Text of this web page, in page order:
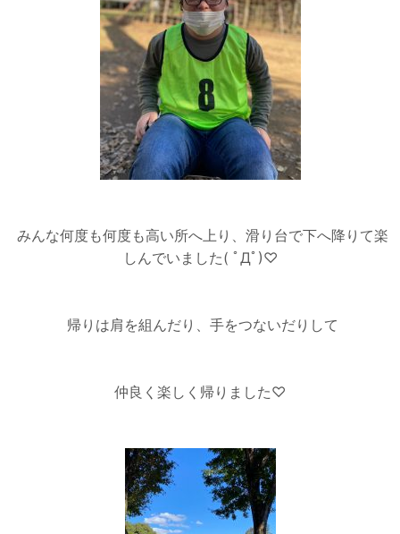
みんな何度も何度も高い所へ上り、滑り台で下へ降りて楽
しんでいました( ﾟДﾟ)♡
帰りは肩を組んだり、手をつないだりして
仲良く楽しく帰りました♡